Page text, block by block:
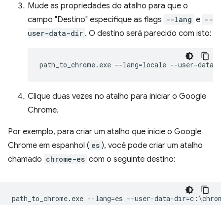
Mude as propriedades do atalho para que o
campo "Destino" especifique as flags --lang e --
user-data-dir . O destino será parecido com isto:
Clique duas vezes no atalho para iniciar o Google
Chrome.
Por exemplo, para criar um atalho que inicie o Google
Chrome em espanhol ( es ), você pode criar um atalho
chamado chrome-es com o seguinte destino: